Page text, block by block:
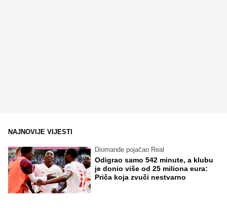
NAJNOVIJE VIJESTI
Diomande pojačao Real
Odigrao samo 542 minute, a klubu
je donio više od 25 miliona eura:
Priča koja zvuči nestvarno